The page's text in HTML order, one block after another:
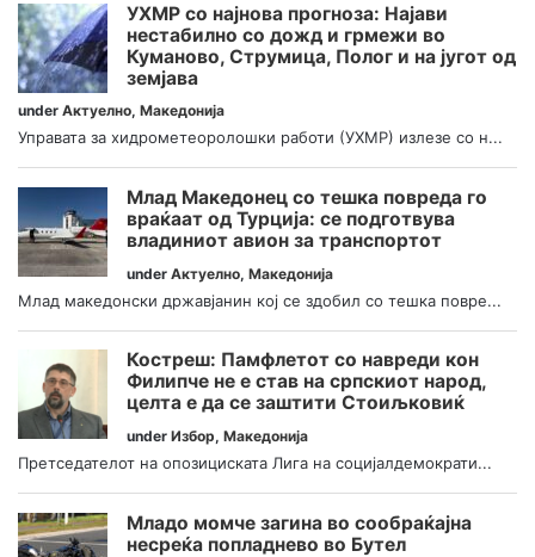
УХМР со најнова прогноза: Најави
нестабилно со дожд и грмежи во
Куманово, Струмица, Полог и на југот од
земјава
under Актуелно, Македонија
Управата за хидрометеоролошки работи (УХМР) излезе со н...
Млад Македонец со тешка повреда го
враќаат од Турција: се подготвува
владиниот авион за транспортот
under Актуелно, Македонија
Млад македонски државјанин кој се здобил со тешка повре...
Костреш: Памфлетот со навреди кон
Филипче не е став на српскиот народ,
целта е да се заштити Стоиљковиќ
under Избор, Македонија
Претседателот на опозициската Лига на социјалдемократи...
Младо момче загина во сообраќајна
несреќа попладнево во Бутел